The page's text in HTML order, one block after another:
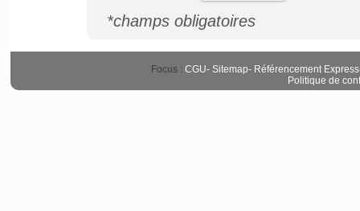
*champs obligatoires
Focus : CGU- Sitemap- Référencement Express
Politique de